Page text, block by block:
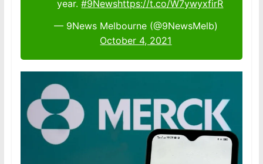
year.#9Newshttps://t.co/W7ywyxfirR
— 9News Melbourne (@9NewsMelb)
October 4, 2021